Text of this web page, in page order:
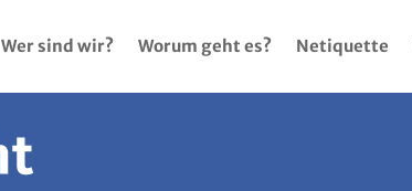
Wer sind wir? Worum geht es? Netiquette